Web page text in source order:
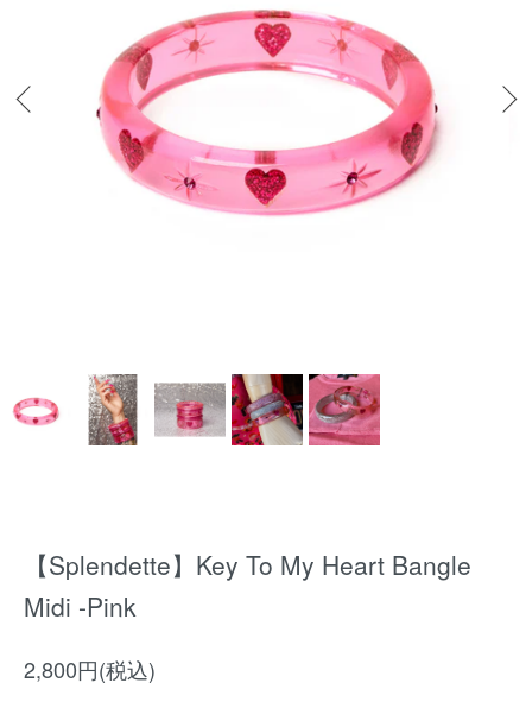
【Splendette】Key To My Heart Bangle
Midi -Pink
2,800円(税込)